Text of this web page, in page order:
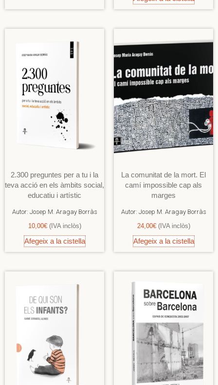
2.300 preguntes per a tu i la
teva acció en els àmbits social,
educatiu i artístic
Autor: Josep M. Aragay Borràs
10,00€ (IVA inclòs)
Afegeix a la cistella
La comunitat de la mort. El
camí impossible cap als
marges
Autor: Josep M. Aragay Borràs
24,00€ (IVA inclòs)
Afegeix a la cistella